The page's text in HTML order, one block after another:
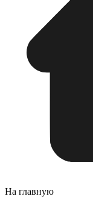
На главную